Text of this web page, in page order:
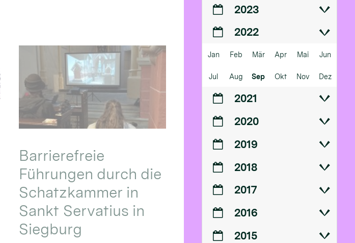
Barrierefreie
Führungen durch die
Schatzkammer in
Sankt Servatius in
Siegburg
2023
2022
Jan Feb Mär Apr Mai Jun
Jul Aug Sep Okt Nov Dez
2021
2020
2019
2018
2017
2016
2015